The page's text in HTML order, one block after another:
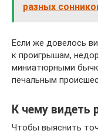
разных
Если же довелось
к проигрышам,
миниатюрными
печальным
К чему видеть
Чтобы выяснить